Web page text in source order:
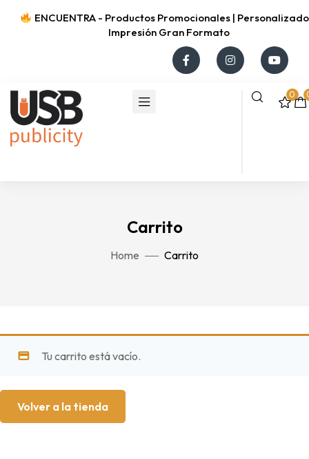
ENCUENTRA - Productos Promocionales |
Impresión Gran Formato
0
Carrito
Home Carrito
Tu carrito está vacío.
Volver a la tienda